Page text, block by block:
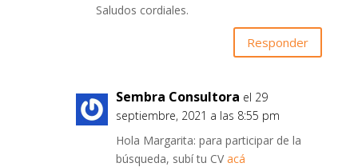
Saludos cordiales.
Responder
Sembra Consultora el 29
septiembre, 2021 a las 8:55 pm
Hola Margarita: para participar de la
búsqueda, subí tu CVacá